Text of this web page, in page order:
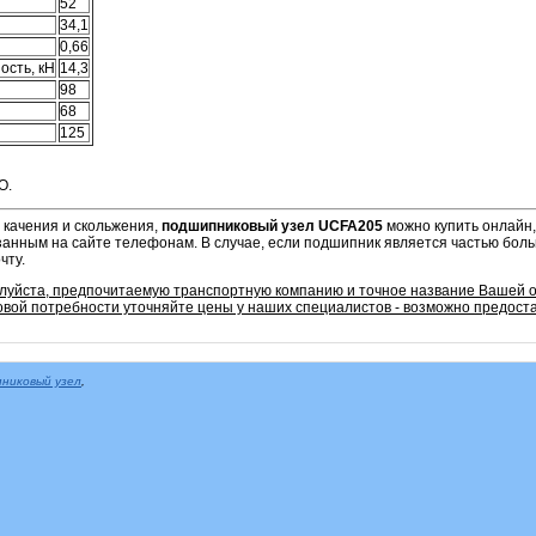
52
34,1
0,66
кН 14,3
98
68
125
и скольжения, подшипниковый узел UCFA205 можно купить
на сайте телефонам. В случае, если подшипник является частью
предпочитаемую транспортную компанию и точное название Вашей
потребности уточняйте цены у наших специалистов - возможно
узел